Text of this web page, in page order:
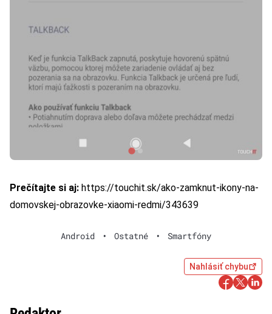
Prečítajte si aj: https://touchit.sk/ako-zamknut-ikony-na-
domovskej-obrazovke-xiaomi-redmi/343639
Android • Ostatné • Smartfóny
Nahlásiť chybu